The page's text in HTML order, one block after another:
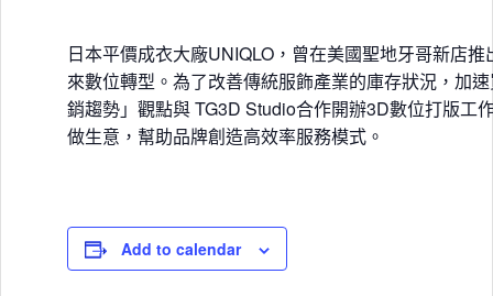
日本平價成衣大廠UNIQLO，曾在美國聖地牙哥新店
來數位轉型。為了改善傳統服飾產業的庫存狀況，加
銷趨勢」觀點與 TG3D Studio合作開辦3D數位打版工
做生意，幫助品牌創造高效率服務模式。
Add to calendar